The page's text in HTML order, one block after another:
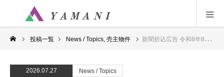
投稿一覧 News / Topics, 売主物件 新聞折込広告 令和8年8月号
2026.07.27 News / Topics